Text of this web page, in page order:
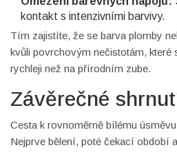
kontakt s intenzivními barvivy.
Tím zajistíte, že se barva plomby
kvůli povrchovým nečistotám, které
rychleji než na přírodním zube.
Závěrečné
Cesta k rovnoměrně bílému
Nejprve bělení, poté čekací období